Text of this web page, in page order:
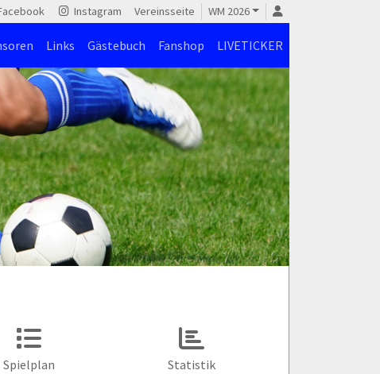
Instagram Vereinsseite WM 2026
Links Gästebuch Fanshop LIVETICKER
Spielplan Statistik